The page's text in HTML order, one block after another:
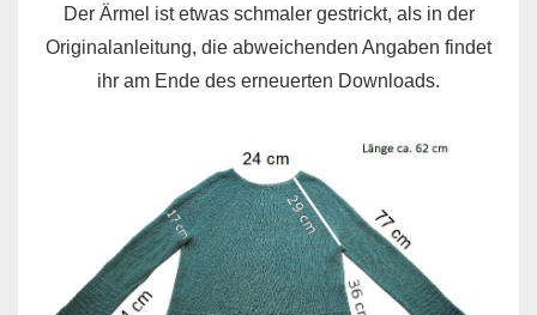
Der Ärmel ist etwas schmaler gestrickt, als in der
Originalanleitung, die abweichenden Angaben findet
ihr am Ende des erneuerten Downloads.